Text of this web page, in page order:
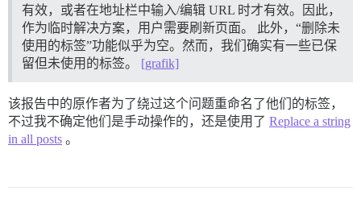
有效，或者在地址栏中输入/编辑 URL 时才有效。因此，
作为临时解决方案，用户需要刷新页面。 此外，“删除未
使用的标签”功能似乎为空。然而，我们确实有一些已保
留但未使用的标签。 [grafik]
该报告中的原作者为了绕过这个问题重命名了他们的标签，
不过我不确定他们是手动操作的，还是使用了 Replace a string
in all posts 。